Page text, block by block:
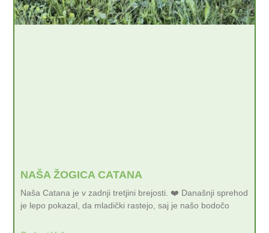
NAŠA ŽOGICA CATANA
Naša Catana je v zadnji tretjini brejosti. ❤️ Današnji sprehod
je lepo pokazal, da mladički rastejo, saj je našo bodočo